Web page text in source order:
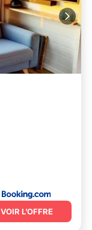
VOIR L’OFFRE